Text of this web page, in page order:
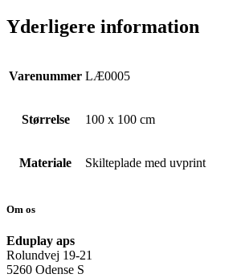
Yderligere information
Varenummer LÆ0005
Størrelse 100 x 100 cm
Materiale Skilteplade med uvprint
Om os
Eduplay aps
Rolundvej 19-21
5260 Odense S